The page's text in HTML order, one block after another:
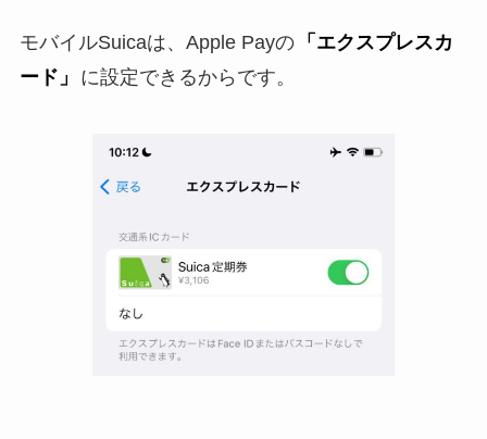
モバイルSuicaは、Apple Payの 「エクスプレスカ
ード」
に設定できるからです。